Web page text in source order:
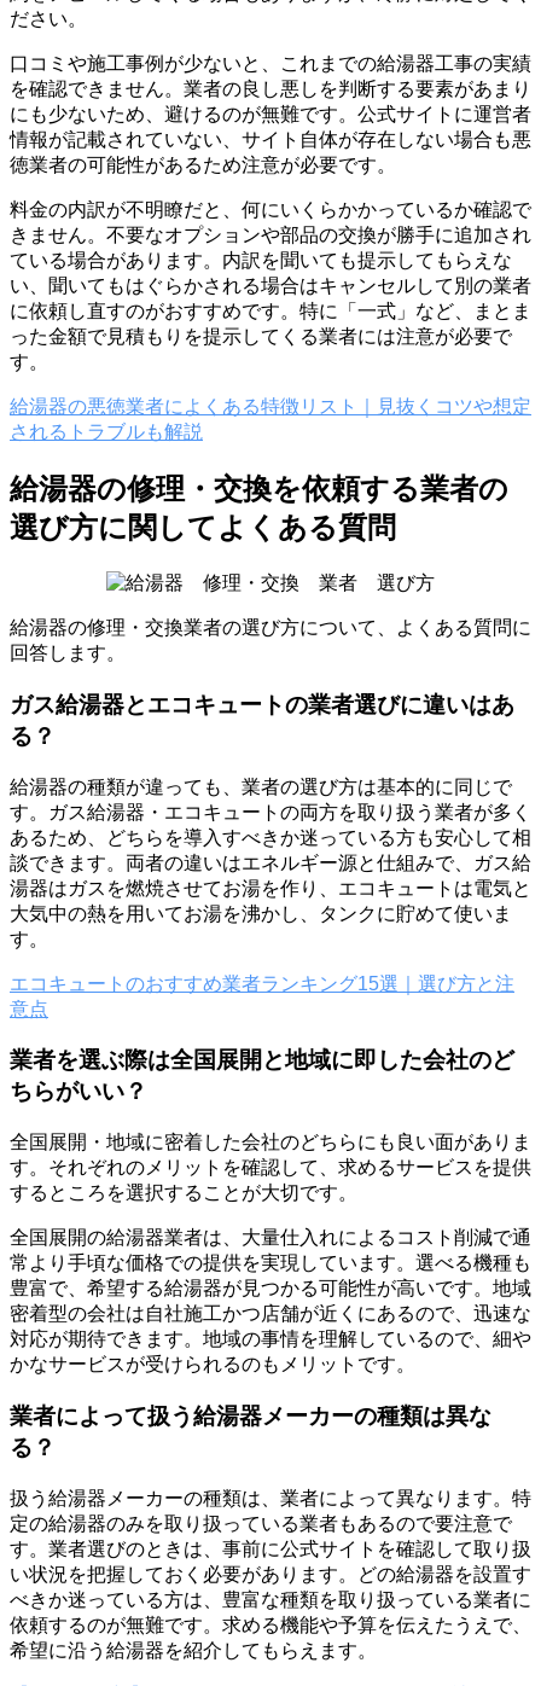
ださい。
口コミや施工事例が少ないと、これまでの給湯器工事の実績
を確認できません。業者の良し悪しを判断する要素があまり
にも少ないため、避けるのが無難です。公式サイトに運営者
情報が記載されていない、サイト自体が存在しない場合も悪
徳業者の可能性があるため注意が必要です。
料金の内訳が不明瞭だと、何にいくらかかっているか確認で
きません。不要なオプションや部品の交換が勝手に追加され
ている場合があります。内訳を聞いても提示してもらえな
い、聞いてもはぐらかされる場合はキャンセルして別の業者
に依頼し直すのがおすすめです。特に「一式」など、まとま
った金額で見積もりを提示してくる業者には注意が必要で
す。
給湯器の悪徳業者によくある特徴リスト｜見抜くコツや想定
されるトラブルも解説
給湯器の修理・交換を依頼する業者の
選び方に関してよくある質問
給湯器の修理・交換業者の選び方について、よくある質問に
回答します。
ガス給湯器とエコキュートの業者選びに違いはあ
る？
給湯器の種類が違っても、業者の選び方は基本的に同じで
す。ガス給湯器・エコキュートの両方を取り扱う業者が多く
あるため、どちらを導入すべきか迷っている方も安心して相
談できます。両者の違いはエネルギー源と仕組みで、ガス給
湯器はガスを燃焼させてお湯を作り、エコキュートは電気と
大気中の熱を用いてお湯を沸かし、タンクに貯めて使いま
す。
エコキュートのおすすめ業者ランキング15選｜選び方と注
意点
業者を選ぶ際は全国展開と地域に即した会社のど
ちらがいい？
全国展開・地域に密着した会社のどちらにも良い面がありま
す。それぞれのメリットを確認して、求めるサービスを提供
するところを選択することが大切です。
全国展開の給湯器業者は、大量仕入れによるコスト削減で通
常より手頃な価格での提供を実現しています。選べる機種も
豊富で、希望する給湯器が見つかる可能性が高いです。地域
密着型の会社は自社施工かつ店舗が近くにあるので、迅速な
対応が期待できます。地域の事情を理解しているので、細や
かなサービスが受けられるのもメリットです。
業者によって扱う給湯器メーカーの種類は異な
る？
扱う給湯器メーカーの種類は、業者によって異なります。特
定の給湯器のみを取り扱っている業者もあるので要注意で
す。業者選びのときは、事前に公式サイトを確認して取り扱
い状況を把握しておく必要があります。どの給湯器を設置す
べきか迷っている方は、豊富な種類を取り扱っている業者に
依頼するのが無難です。求める機能や予算を伝えたうえで、
希望に沿う給湯器を紹介してもらえます。